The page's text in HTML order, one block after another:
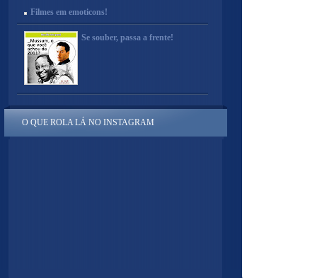
Filmes em emoticons!
Se souber, passa a frente!
O QUE ROLA LÁ NO INSTAGRAM